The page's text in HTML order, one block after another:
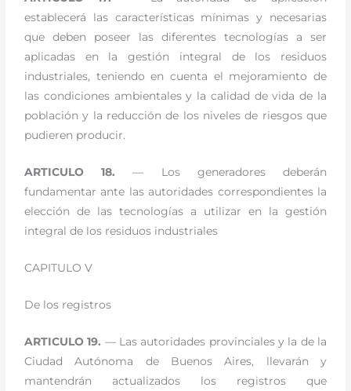
establecerá las características mínimas y necesarias
que deben poseer las diferentes tecnologías a ser
aplicadas en la gestión integral de los residuos
industriales, teniendo en cuenta el mejoramiento de
las condiciones ambientales y la calidad de vida de la
población y la reducción de los niveles de riesgos que
pudieren producir.
ARTICULO 18.— Los generadores deberán
fundamentar ante las autoridades correspondientes la
elección de las tecnologías a utilizar en la gestión
integral de los residuos industriales
CAPITULO V
De los registros
ARTICULO 19. — Las autoridades provinciales y la de la
Ciudad Autónoma de Buenos Aires, llevarán y
mantendrán actualizados los registros que